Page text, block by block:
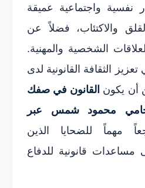
نفسية واجتماعية عميقة
والاكتئاب، فضلاً عن
الشخصية والمهنية.
الثقافة القانونية لدى
أن يكون القانون في صفك
محمود شمس عبر
مهماً للضحايا الذين
قانونية للدفاع